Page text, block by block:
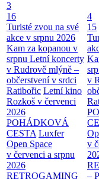
3
16
Turisté zvou na své
akce v srpnu 2026
Kam za kopanou v
srpnu Letní koncerty
v Rudrově mlýně –
občerstvení v srdci
Ratibořic Letní kino
Rozkoš v červenci
2026
POHÁDKOVÁ
CESTA Luxfer
Open Space
v červenci a srpnu
2026
RETROGAMING
4
15
v
v
–